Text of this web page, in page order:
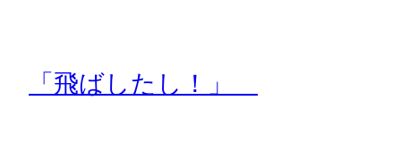
「飛ばしたし！」